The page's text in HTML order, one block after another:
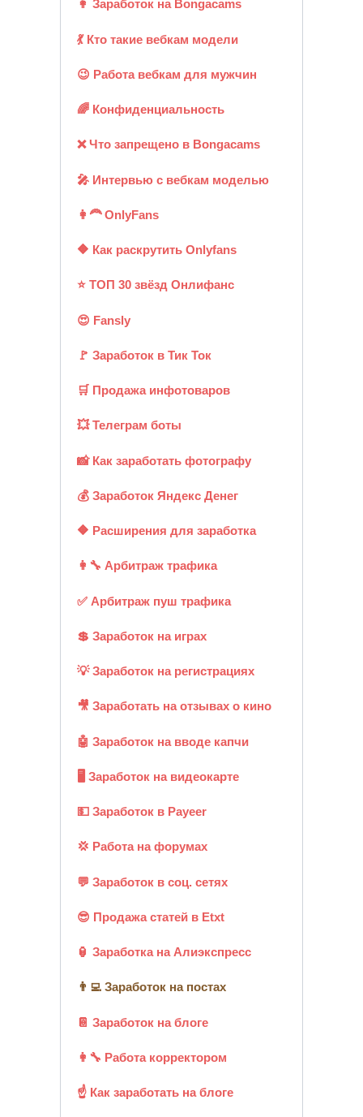
👩 Заработок на Bongacams
💃 Кто такие вебкам модели
😉 Работа вебкам для мужчин
🌈 Конфиденциальность
❌ Что запрещено в Bongacams
🎤 Интервью с вебкам моделью
👩‍🦰 OnlyFans
🔶 Как раскрутить Onlyfans
⭐ ТОП 30 звёзд Онлифанс
😍 Fansly
🚩 Заработок в Тик Ток
🛒 Продажа инфотоваров
💥 Телеграм боты
📸 Как заработать фотографу
💰 Заработок Яндекс Денег
🔶 Расширения для заработка
👩‍🔧 Арбитраж трафика
✅ Арбитраж пуш трафика
💲 Заработок на играх
💡 Заработок на регистрациях
🎥 Заработать на отзывах о кино
🤖 Заработок на вводе капчи
🖥️ Заработок на видеокарте
💵 Заработок в Payeer
💢 Работа на форумах
💬 Заработок в соц. сетях
😎 Продажа статей в Etxt
🏮 Заработка на Алиэкспресс
👨‍💻 Заработок на постах
📔 Заработок на блоге
👩‍🔧 Работа корректором
☝ Как заработать на блоге